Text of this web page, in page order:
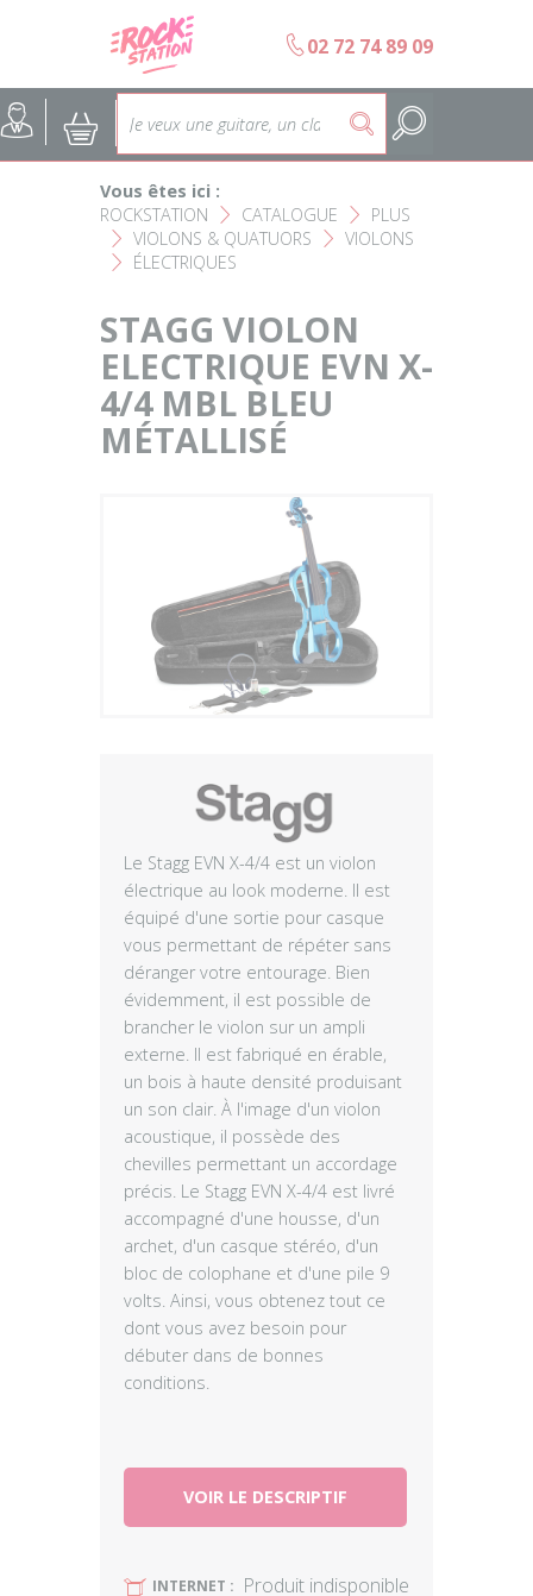
Choisir son instrument
Nos Magasins Rockstation
L'esprit Rockstation
Guitares
Basses
Batteries & Percussions
Matériel DJ
Plus
b 02 72 74 89 09
@ 5 :
Vous êtes ici :
ROCKSTATION F CATALOGUE F PLUS
F VIOLONS & QUATUORS F VIOLONS
F ÉLECTRIQUES
STAGG VIOLON
ELECTRIQUE EVN X-
4/4 MBL BLEU
MÉTALLISÉ
Le Stagg EVN X-4/4 est un violon
électrique au look moderne. Il est
équipé d'une sortie pour casque
vous permettant de répéter sans
déranger votre entourage. Bien
évidemment, il est possible de
brancher le violon sur un ampli
externe. Il est fabriqué en érable,
un bois à haute densité produisant
un son clair. À l'image d'un violon
acoustique, il possède des
chevilles permettant un accordage
précis. Le Stagg EVN X-4/4 est livré
accompagné d'une housse, d'un
archet, d'un casque stéréo, d'un
bloc de colophane et d'une pile 9
volts. Ainsi, vous obtenez tout ce
dont vous avez besoin pour
débuter dans de bonnes
conditions.
VOIR LE DESCRIPTIF
U INTERNET : Produit indisponible
Panneau de gestion des cookies